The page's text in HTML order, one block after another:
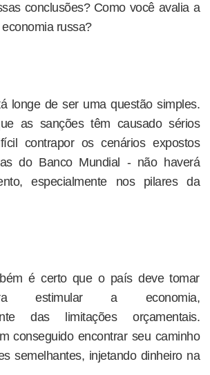
conclusões? Como você avalia a
russa?
longe de ser uma questão simples.
as sanções têm causado sérios
contrapor os cenários expostos
do Banco Mundial - não haverá
especialmente nos pilares da
é certo que o país deve tomar
estimular a economia,
das limitações orçamentais.
conseguido encontrar seu caminho
semelhantes, injetando dinheiro na